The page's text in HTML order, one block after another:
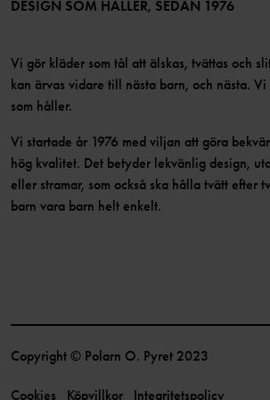
DESIGN SOM HÅLLER, SEDAN 1976
Vi gör kläder som tål att älskas, tvättas och
kan ärvas vidare till nästa barn, och nästa.
som håller.
Vi startade år 1976 med viljan att göra
hög kvalitet. Det betyder lekvänlig design,
eller stramar, som också ska hålla tvätt efter
barn vara barn helt enkelt.
Copyright © Polarn O. Pyret 2023
Cookies Köpvillkor Integritetspolicy